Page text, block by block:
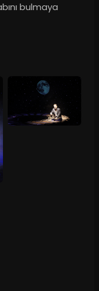
bulmaya